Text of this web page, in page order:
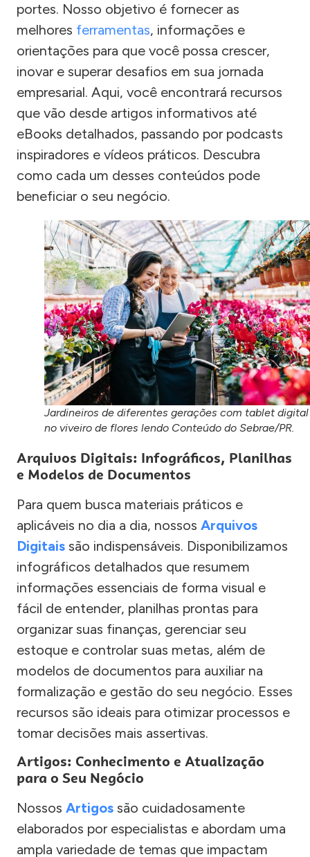
portes. Nosso objetivo é fornecer as
melhores ferramentas, informações e
orientações para que você possa crescer,
inovar e superar desafios em sua jornada
empresarial. Aqui, você encontrará recursos
que vão desde artigos informativos até
eBooks detalhados, passando por podcasts
inspiradores e vídeos práticos. Descubra
como cada um desses conteúdos pode
beneficiar o seu negócio.
Jardineiros de diferentes gerações com tablet digital
no viveiro de flores lendo Conteúdo do Sebrae/PR.
Arquivos Digitais: Infográficos, Planilhas
e Modelos de Documentos
Para quem busca materiais práticos e
aplicáveis no dia a dia, nossos Arquivos
Digitais são indispensáveis. Disponibilizamos
infográficos detalhados que resumem
informações essenciais de forma visual e
fácil de entender, planilhas prontas para
organizar suas finanças, gerenciar seu
estoque e controlar suas metas, além de
modelos de documentos para auxiliar na
formalização e gestão do seu negócio. Esses
recursos são ideais para otimizar processos e
tomar decisões mais assertivas.
Artigos: Conhecimento e Atualização
para o Seu Negócio
Nossos Artigos são cuidadosamente
elaborados por especialistas e abordam uma
ampla variedade de temas que impactam